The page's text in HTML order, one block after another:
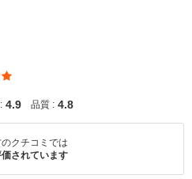
4.9 品質 : 4.8
クチコミでは
価されています